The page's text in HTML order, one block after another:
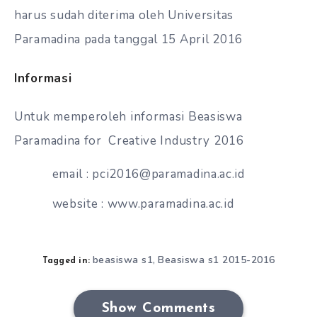
harus sudah diterima oleh Universitas
Paramadina pada tanggal 15 April 2016
Informasi
Untuk memperoleh informasi Beasiswa
Paramadina for Creative Industry 2016
email : pci2016@paramadina.ac.id
website : www.paramadina.ac.id
Tagged in: beasiswa s1, Beasiswa s1 2015-2016
Show Comments